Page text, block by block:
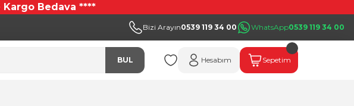
Bedava ****
Bizi Arayın0539 119 34 00 WhatsApp0539 119 34 00
BUL Hesabım Sepetim